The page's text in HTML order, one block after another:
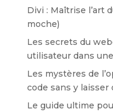
Divi : Maîtrise l’art
moche)
Les secrets du
utilisateur dans
Les mystères de
code sans y laisser
Le guide ultime